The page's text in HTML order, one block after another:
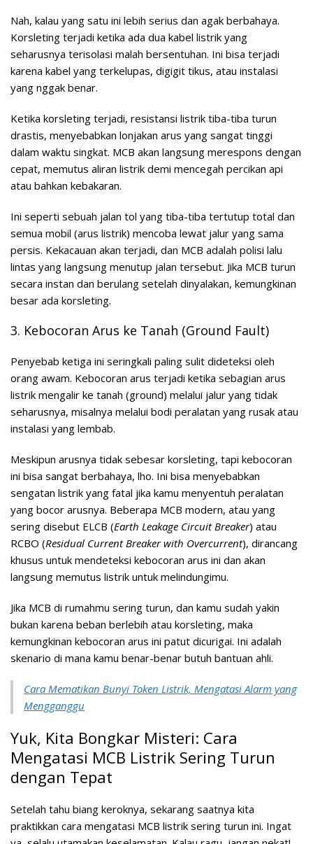
Nah, kalau yang satu ini lebih serius dan agak berbahaya.
Korsleting terjadi ketika ada dua kabel listrik yang
seharusnya terisolasi malah bersentuhan. Ini bisa terjadi
karena kabel yang terkelupas, digigit tikus, atau instalasi
yang nggak benar.
Ketika korsleting terjadi, resistansi listrik tiba-tiba turun
drastis, menyebabkan lonjakan arus yang sangat tinggi
dalam waktu singkat. MCB akan langsung merespons dengan
cepat, memutus aliran listrik demi mencegah percikan api
atau bahkan kebakaran.
Ini seperti sebuah jalan tol yang tiba-tiba tertutup total dan
semua mobil (arus listrik) mencoba lewat jalur yang sama
persis. Kekacauan akan terjadi, dan MCB adalah polisi lalu
lintas yang langsung menutup jalan tersebut. Jika MCB turun
secara instan dan berulang setelah dinyalakan, kemungkinan
besar ada korsleting.
3. Kebocoran Arus ke Tanah (Ground Fault)
Penyebab ketiga ini seringkali paling sulit dideteksi oleh
orang awam. Kebocoran arus terjadi ketika sebagian arus
listrik mengalir ke tanah (ground) melalui jalur yang tidak
seharusnya, misalnya melalui bodi peralatan yang rusak atau
instalasi yang lembab.
Meskipun arusnya tidak sebesar korsleting, tapi kebocoran
ini bisa sangat berbahaya, lho. Ini bisa menyebabkan
sengatan listrik yang fatal jika kamu menyentuh peralatan
yang bocor arusnya. Beberapa MCB modern, atau yang
sering disebut ELCB (Earth Leakage Circuit Breaker) atau
RCBO (Residual Current Breaker with Overcurrent), dirancang
khusus untuk mendeteksi kebocoran arus ini dan akan
langsung memutus listrik untuk melindungimu.
Jika MCB di rumahmu sering turun, dan kamu sudah yakin
bukan karena beban berlebih atau korsleting, maka
kemungkinan kebocoran arus ini patut dicurigai. Ini adalah
skenario di mana kamu benar-benar butuh bantuan ahli.
Cara Mematikan Bunyi Token Listrik, Mengatasi Alarm yang
Mengganggu
Yuk, Kita Bongkar Misteri: Cara
Mengatasi MCB Listrik Sering Turun
dengan Tepat
Setelah tahu biang keroknya, sekarang saatnya kita
praktikkan cara mengatasi MCB listrik sering turun ini. Ingat